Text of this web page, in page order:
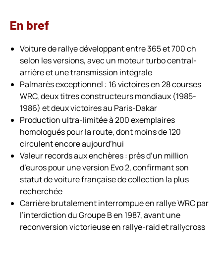
En bref
Voiture de rallye développant entre 365 et 700 ch
selon les versions, avec un moteur turbo central-
arrière et une transmission intégrale
Palmarès exceptionnel : 16 victoires en 28 courses
WRC, deux titres constructeurs mondiaux (1985-
1986) et deux victoires au Paris-Dakar
Production ultra-limitée à 200 exemplaires
homologués pour la route, dont moins de 120
circulent encore aujourd’hui
Valeur records aux enchères : près d’un million
d’euros pour une version Evo 2, confirmant son
statut de voiture française de collection la plus
recherchée
Carrière brutalement interrompue en rallye WRC par
l’interdiction du Groupe B en 1987, avant une
reconversion victorieuse en rallye-raid et rallycross